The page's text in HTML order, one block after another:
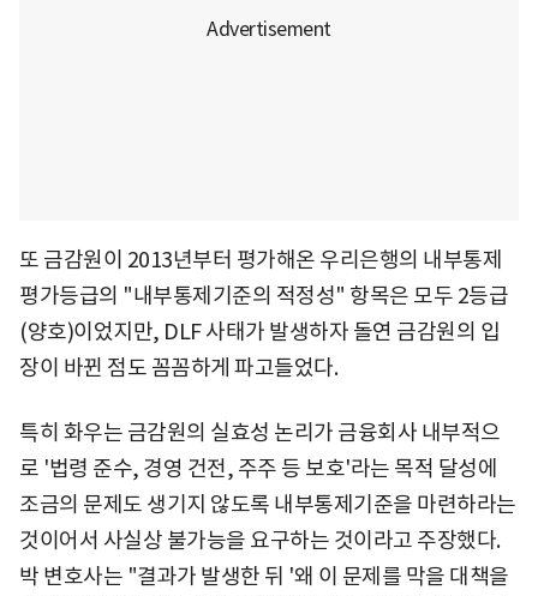
또 금감원이 2013년부터 평가해온 우리은행의 내부통제
평가등급의 "내부통제기준의 적정성" 항목은 모두 2등급
(양호)이었지만, DLF 사태가 발생하자 돌연 금감원의 입
장이 바뀐 점도 꼼꼼하게 파고들었다.
특히 화우는 금감원의 실효성 논리가 금융회사 내부적으
로 '법령 준수, 경영 건전, 주주 등 보호'라는 목적 달성에
조금의 문제도 생기지 않도록 내부통제기준을 마련하라는
것이어서 사실상 불가능을 요구하는 것이라고 주장했다.
박 변호사는 "결과가 발생한 뒤 '왜 이 문제를 막을 대책을